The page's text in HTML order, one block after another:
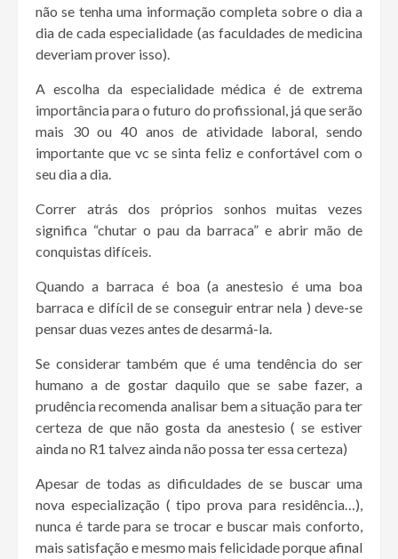
não se tenha uma informação completa sobre o dia a
dia de cada especialidade (as faculdades de medicina
deveriam prover isso).
A escolha da especialidade médica é de extrema
importância para o futuro do profissional, já que serão
mais 30 ou 40 anos de atividade laboral, sendo
importante que vc se sinta feliz e confortável com o
seu dia a dia.
Correr atrás dos próprios sonhos muitas vezes
significa “chutar o pau da barraca” e abrir mão de
conquistas difíceis.
Quando a barraca é boa (a anestesio é uma boa
barraca e difícil de se conseguir entrar nela ) deve-se
pensar duas vezes antes de desarmá-la.
Se considerar também que é uma tendência do ser
humano a de gostar daquilo que se sabe fazer, a
prudência recomenda analisar bem a situação para ter
certeza de que não gosta da anestesio ( se estiver
ainda no R1 talvez ainda não possa ter essa certeza)
Apesar de todas as dificuldades de se buscar uma
nova especialização ( tipo prova para residência…),
nunca é tarde para se trocar e buscar mais conforto,
mais satisfação e mesmo mais felicidade porque afinal